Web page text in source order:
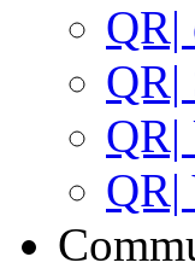
QR|
QR|
QR|